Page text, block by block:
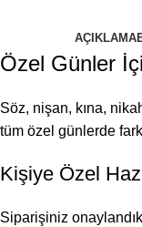
AÇIKLAMA
Özel Günler
Söz, nişan, kına,
tüm özel günlerde
Kişiye Özel
Siparişiniz